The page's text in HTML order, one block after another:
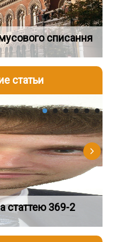
списання
статьи
статтею 369-2